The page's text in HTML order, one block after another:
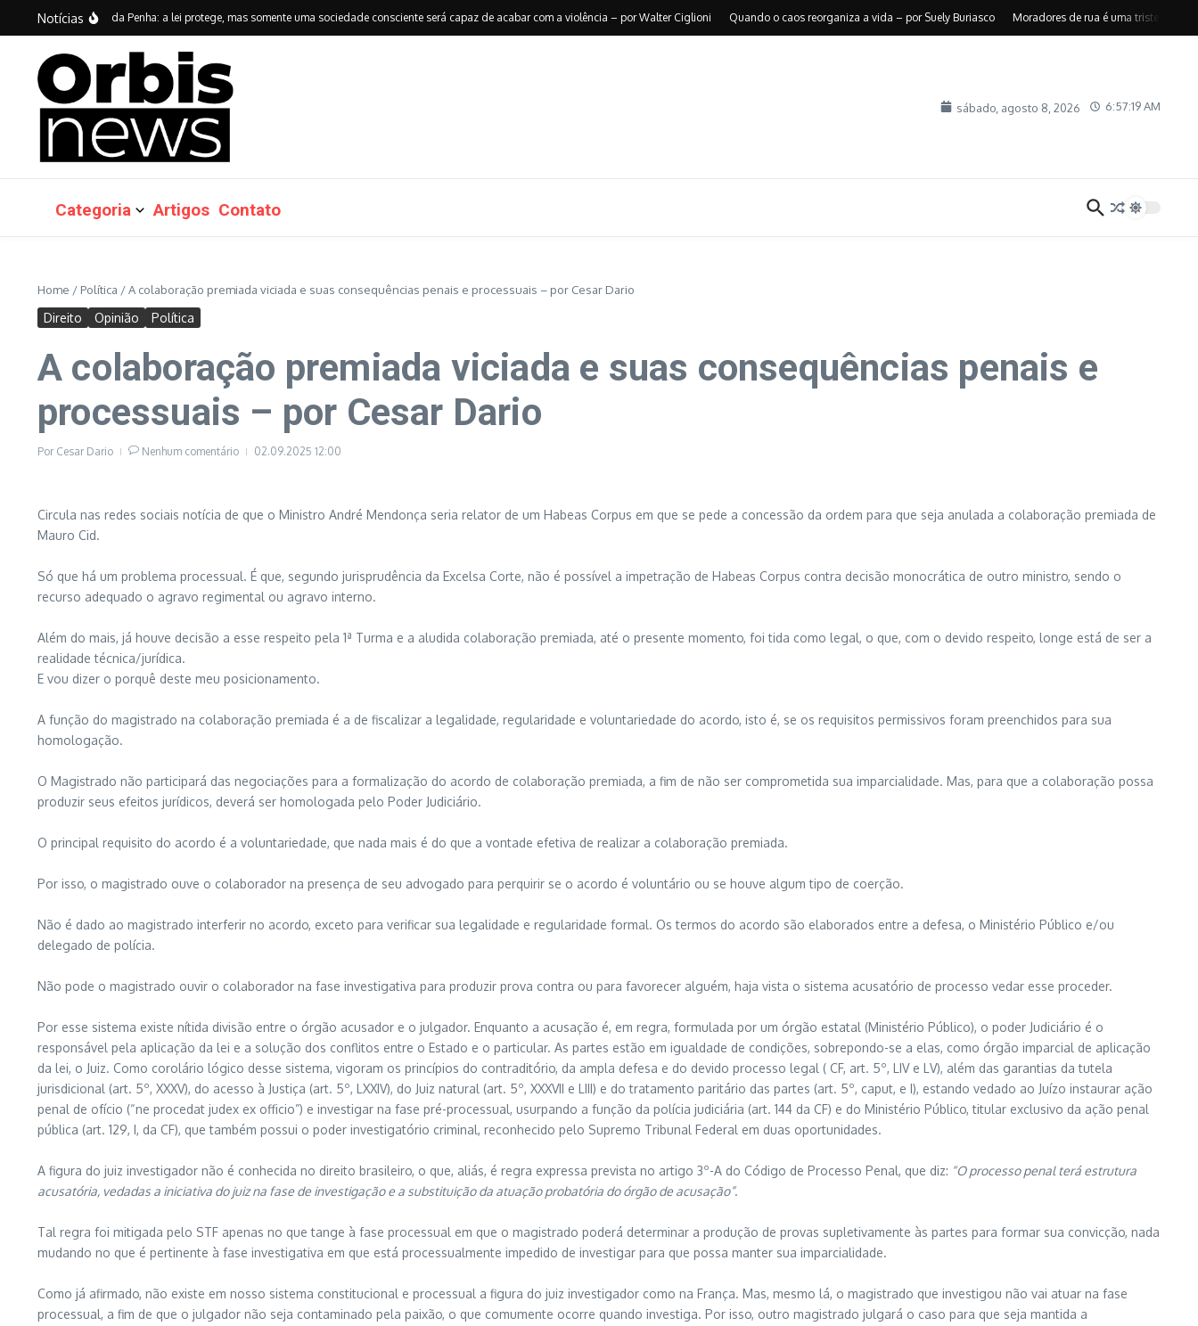
Ir para o conteúdo
Notícias
da Lei Maria da Penha: a lei protege, mas somente uma sociedade consciente será capaz de acabar com a violência – por Walter Ciglioni Quando o caos reorganiza a vida – por Suely Buriasco Moradores de rua é uma triste realidade –
sábado, agosto 8, 2026 6:57:20 AM
Categoria Artigos Contato
Home / Política /A colaboração premiada viciada e suas consequências penais e processuais – por Cesar Dario
Direito Opinião Política
A colaboração premiada viciada e suas consequências penais e
processuais – por Cesar Dario
Por Cesar Dario Nenhum comentário 02.09.2025 12:00
Circula nas redes sociais notícia de que o Ministro André Mendonça seria relator de um Habeas Corpus em que se pede a concessão da ordem para que seja anulada a colaboração premiada de
Mauro Cid.
Só que há um problema processual. É que, segundo jurisprudência da Excelsa Corte, não é possível a impetração de Habeas Corpus contra decisão monocrática de outro ministro, sendo o
recurso adequado o agravo regimental ou agravo interno.
Além do mais, já houve decisão a esse respeito pela 1ª Turma e a aludida colaboração premiada, até o presente momento, foi tida como legal, o que, com o devido respeito, longe está de ser a
realidade técnica/jurídica.
E vou dizer o porquê deste meu posicionamento.
A função do magistrado na colaboração premiada é a de fiscalizar a legalidade, regularidade e voluntariedade do acordo, isto é, se os requisitos permissivos foram preenchidos para sua
homologação.
O Magistrado não participará das negociações para a formalização do acordo de colaboração premiada, a fim de não ser comprometida sua imparcialidade. Mas, para que a colaboração possa
produzir seus efeitos jurídicos, deverá ser homologada pelo Poder Judiciário.
O principal requisito do acordo é a voluntariedade, que nada mais é do que a vontade efetiva de realizar a colaboração premiada.
Por isso, o magistrado ouve o colaborador na presença de seu advogado para perquirir se o acordo é voluntário ou se houve algum tipo de coerção.
Não é dado ao magistrado interferir no acordo, exceto para verificar sua legalidade e regularidade formal. Os termos do acordo são elaborados entre a defesa, o Ministério Público e/ou
delegado de polícia.
Não pode o magistrado ouvir o colaborador na fase investigativa para produzir prova contra ou para favorecer alguém, haja vista o sistema acusatório de processo vedar esse proceder.
Por esse sistema existe nítida divisão entre o órgão acusador e o julgador. Enquanto a acusação é, em regra, formulada por um órgão estatal (Ministério Público), o poder Judiciário é o
responsável pela aplicação da lei e a solução dos conflitos entre o Estado e o particular. As partes estão em igualdade de condições, sobrepondo-se a elas, como órgão imparcial de aplicação
da lei, o Juiz. Como corolário lógico desse sistema, vigoram os princípios do contraditório, da ampla defesa e do devido processo legal ( CF, art. 5º, LIV e LV), além das garantias da tutela
jurisdicional (art. 5º, XXXV), do acesso à Justiça (art. 5º, LXXIV), do Juiz natural (art. 5º, XXXVII e LIII) e do tratamento paritário das partes (art. 5º, caput, e I), estando vedado ao Juízo instaurar ação
penal de ofício (“ne procedat judex ex officio”) e investigar na fase pré-processual, usurpando a função da polícia judiciária (art. 144 da CF) e do Ministério Público, titular exclusivo da ação penal
pública (art. 129, I, da CF), que também possui o poder investigatório criminal, reconhecido pelo Supremo Tribunal Federal em duas oportunidades.
A figura do juiz investigador não é conhecida no direito brasileiro, o que, aliás, é regra expressa prevista no artigo 3º-A do Código de Processo Penal, que diz: “O processo penal terá estrutura
acusatória, vedadas a iniciativa do juiz na fase de investigação e a substituição da atuação probatória do órgão de acusação”.
Tal regra foi mitigada pelo STF apenas no que tange à fase processual em que o magistrado poderá determinar a produção de provas supletivamente às partes para formar sua convicção, nada
mudando no que é pertinente à fase investigativa em que está processualmente impedido de investigar para que possa manter sua imparcialidade.
Como já afirmado, não existe em nosso sistema constitucional e processual a figura do juiz investigador como na França. Mas, mesmo lá, o magistrado que investigou não vai atuar na fase
processual, a fim de que o julgador não seja contaminado pela paixão, o que comumente ocorre quando investiga. Por isso, outro magistrado julgará o caso para que seja mantida a